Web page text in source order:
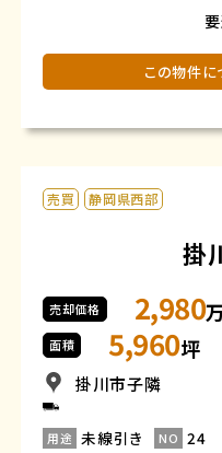
この物件に
売買 静岡県西部
掛
売却価格 2,980
面積 5,960坪
掛川市子隣
用途 未線引き NO 24